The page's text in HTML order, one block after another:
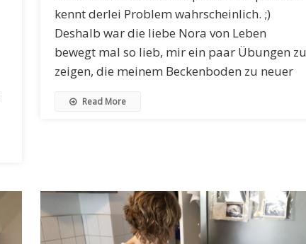
kennt derlei Problem wahrscheinlich. ;)
Deshalb war die liebe Nora von Leben
bewegt mal so lieb, mir ein paar Übungen zu
zeigen, die meinem Beckenboden zu neuer
Read More